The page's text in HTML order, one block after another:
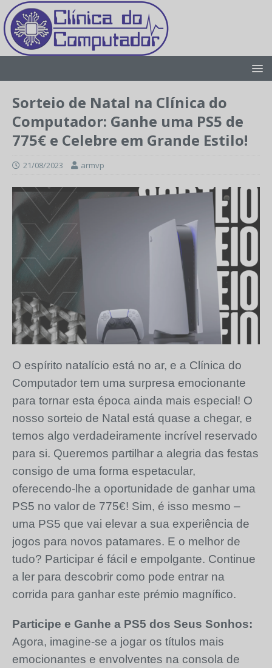
Sorteio de Natal na Clínica do
Computador: Ganhe uma PS5 de
775€ e Celebre em Grande Estilo!
21/08/2023 armvp
O espírito natalício está no ar, e a Clínica do
Computador tem uma surpresa emocionante
para tornar esta época ainda mais especial! O
nosso sorteio de Natal está quase a chegar, e
temos algo verdadeiramente incrível reservado
para si. Queremos partilhar a alegria das festas
consigo de uma forma espetacular,
oferecendo-lhe a oportunidade de ganhar uma
PS5 no valor de 775€! Sim, é isso mesmo –
uma PS5 que vai elevar a sua experiência de
jogos para novos patamares. E o melhor de
tudo? Participar é fácil e empolgante. Continue
a ler para descobrir como pode entrar na
corrida para ganhar este prémio magnífico.
Participe e Ganhe a PS5 dos Seus Sonhos:
Agora, imagine-se a jogar os títulos mais
emocionantes e envolventes na consola de